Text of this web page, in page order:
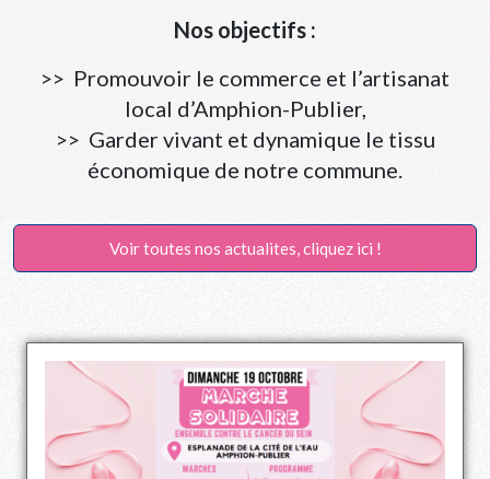
Nos objectifs :
>> Promouvoir le commerce et l’artisanat
local d’Amphion-Publier,
>> Garder vivant et dynamique le tissu
économique de notre commune.
Voir toutes nos actualites, cliquez ici !